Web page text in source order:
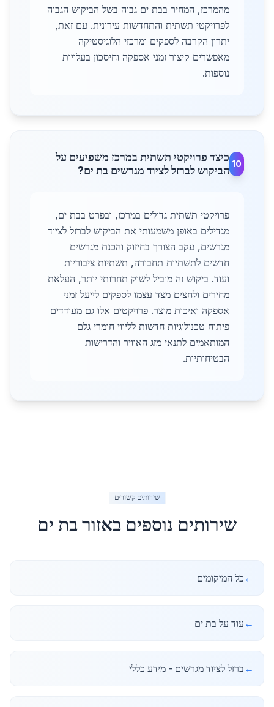
מהמרכז, המחיר בבת ים גבוה בשל הביקוש הגבוה
לפרויקטי תשתית והתחדשות עירונית. עם זאת,
יתרון הקרבה לספקים ומרכזי הלוגיסטיקה
מאפשרים קיצור זמני אספקה וחיסכון בעלויות
נוספות.
10
כיצד פרויקטי תשתית במרכז משפיעים על
הביקוש לברזל לציוד מגרשים בת ים?
פרויקטי תשתית גדולים במרכז, ובפרט בבת ים,
מגדילים באופן משמעותי את הביקוש לברזל לציוד
מגרשים, עקב הצורך בחיזוק והכנת מגרשים
חדשים לתשתיות תחבורה, תשתיות ציבוריות
ועוד. ביקוש זה מוביל לשוק תחרותי יותר, העלאת
מחירים ולחצים מצד עצמו לספקים לייעל זמני
אספקה ואיכות מוצר. פרויקטים אלו גם מעודדים
פיתוח טכנולוגיות חדשות לליווי חומרי גלם
המותאמים לתנאי מזג האוויר והדרישות
הבטיחותיות.
שירותים קשורים
שירותים נוספים באזורבת ים
← כל המיקומים
← עוד על בת ים
← ברזל לציוד מגרשים - מידע כללי